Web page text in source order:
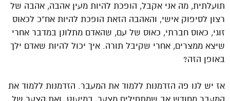
תועלתית, מה אני אקבל, הופכת להיות מעין אהבה, אהבה של
רצון לסיפוק אישי, והאהבה הזאת הופכת להיות אח”כ לכאוס
זוגי, כאוס חברתי, כאוס של עם, שהאדם מתלונן במדבר אחרי
שיצא ממצרים, אחרי שקיבל תורה. איך יכול להיות שאדם ילך
באופן הזה?
אז יש לנו פה הזדמנות ללמוד את המעבר. הזדמנות ללמוד את